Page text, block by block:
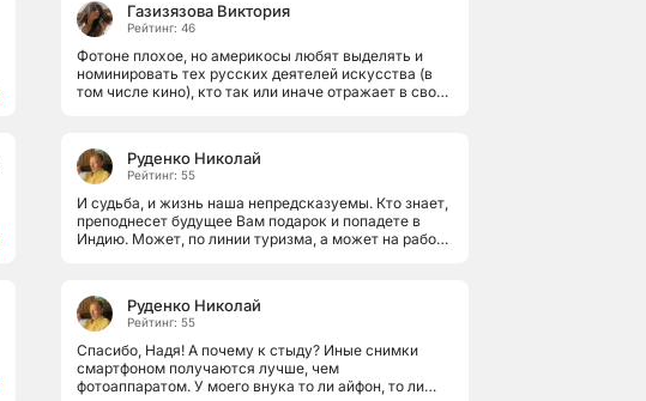
Газизязова Виктория
Рейтинг: 46
Фотоне плохое, но америкосы любят выделять и
номинировать тех русских деятелей искусства (в
том числе кино), кто так или иначе отражает в своих
Руденко Николай
Рейтинг: 55
И судьба, и жизнь наша непредсказуемы. Кто знает,
преподнесет будущее Вам подарок и попадете в
Индию. Может, по линии туризма, а может на работу
Руденко Николай
Рейтинг: 55
Спасибо, Надя! А почему к стыду? Иные снимки
смартфоном получаются лучше, чем
фотоаппаратом. У моего внука то ли айфон, то ли